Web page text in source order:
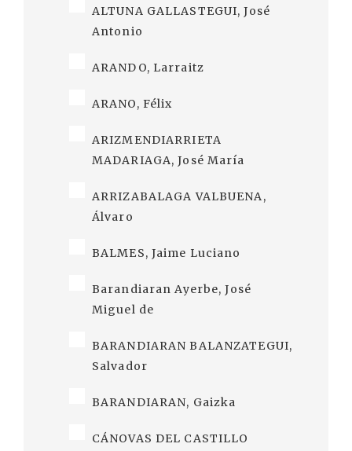
ALTUNA GALLASTEGUI, José
Antonio
ARANDO, Larraitz
ARANO, Félix
ARIZMENDIARRIETA
MADARIAGA, José María
ARRIZABALAGA VALBUENA,
Álvaro
BALMES, Jaime Luciano
Barandiaran Ayerbe, José
Miguel de
BARANDIARAN BALANZATEGUI,
Salvador
BARANDIARAN, Gaizka
CÁNOVAS DEL CASTILLO